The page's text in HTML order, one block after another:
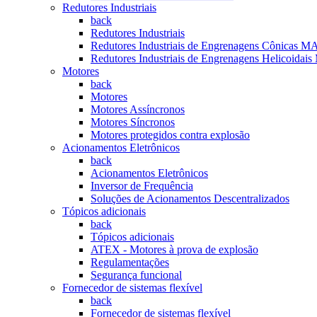
Redutores Industriais
back
Redutores Industriais
Redutores Industriais de Engrenagens Cônicas
Redutores Industriais de Engrenagens
Motores
back
Motores
Motores Assíncronos
Motores Síncronos
Motores protegidos contra explosão
Acionamentos Eletrônicos
back
Acionamentos Eletrônicos
Inversor de Frequência
Soluções de Acionamentos Descentralizados
Tópicos adicionais
back
Tópicos adicionais
ATEX - Motores à prova de explosão
Regulamentações
Segurança funcional
Fornecedor de sistemas flexível
back
Fornecedor de sistemas flexível